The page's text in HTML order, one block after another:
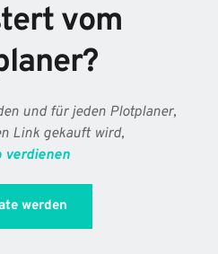
vom
und für jeden Plotplaner,
Link gekauft wird,
verdienen
werden